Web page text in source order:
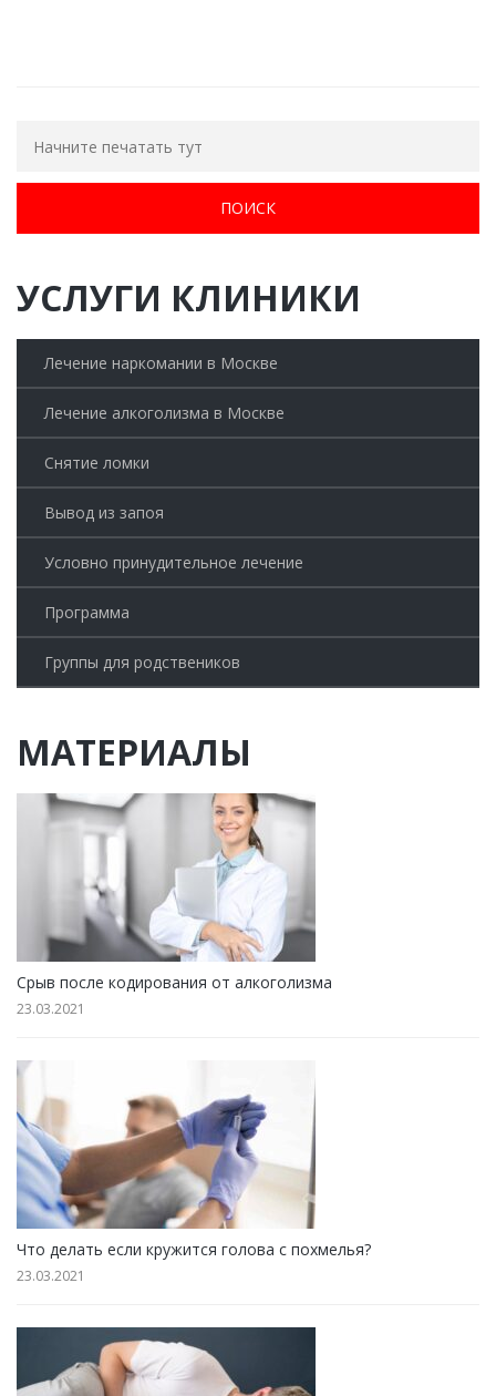
УСЛУГИ КЛИНИКИ
Лечение наркомании в Москве
Лечение алкоголизма в Москве
Снятие ломки
Вывод из запоя
Условно принудительное лечение
Программа
Группы для родствеников
МАТЕРИАЛЫ
Срыв после кодирования от алкоголизма
23.03.2021
Что делать если кружится голова с похмелья?
23.03.2021